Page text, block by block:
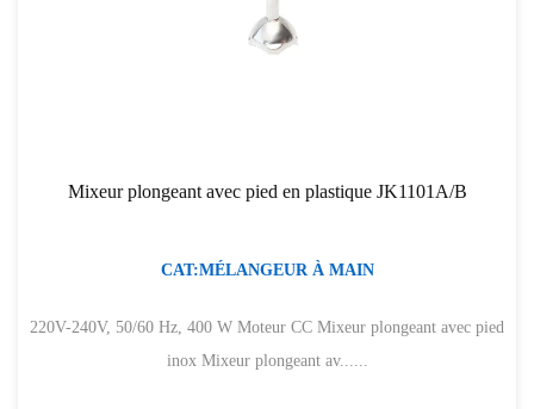
Mixeur plongeant avec pied en plastique JK1101A/B
CAT:MÉLANGEUR À MAIN
220V-240V, 50/60 Hz, 400 W Moteur CC Mixeur plongeant avec pied
inox Mixeur plongeant av......